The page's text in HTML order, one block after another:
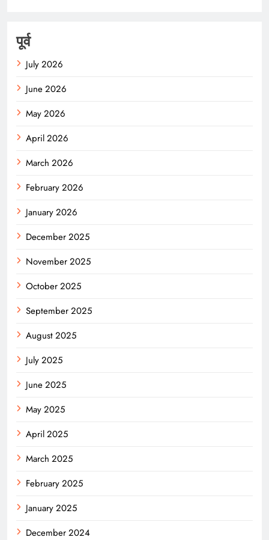
पूर्व
July 2026
June 2026
May 2026
April 2026
March 2026
February 2026
January 2026
December 2025
November 2025
October 2025
September 2025
August 2025
July 2025
June 2025
May 2025
April 2025
March 2025
February 2025
January 2025
December 2024